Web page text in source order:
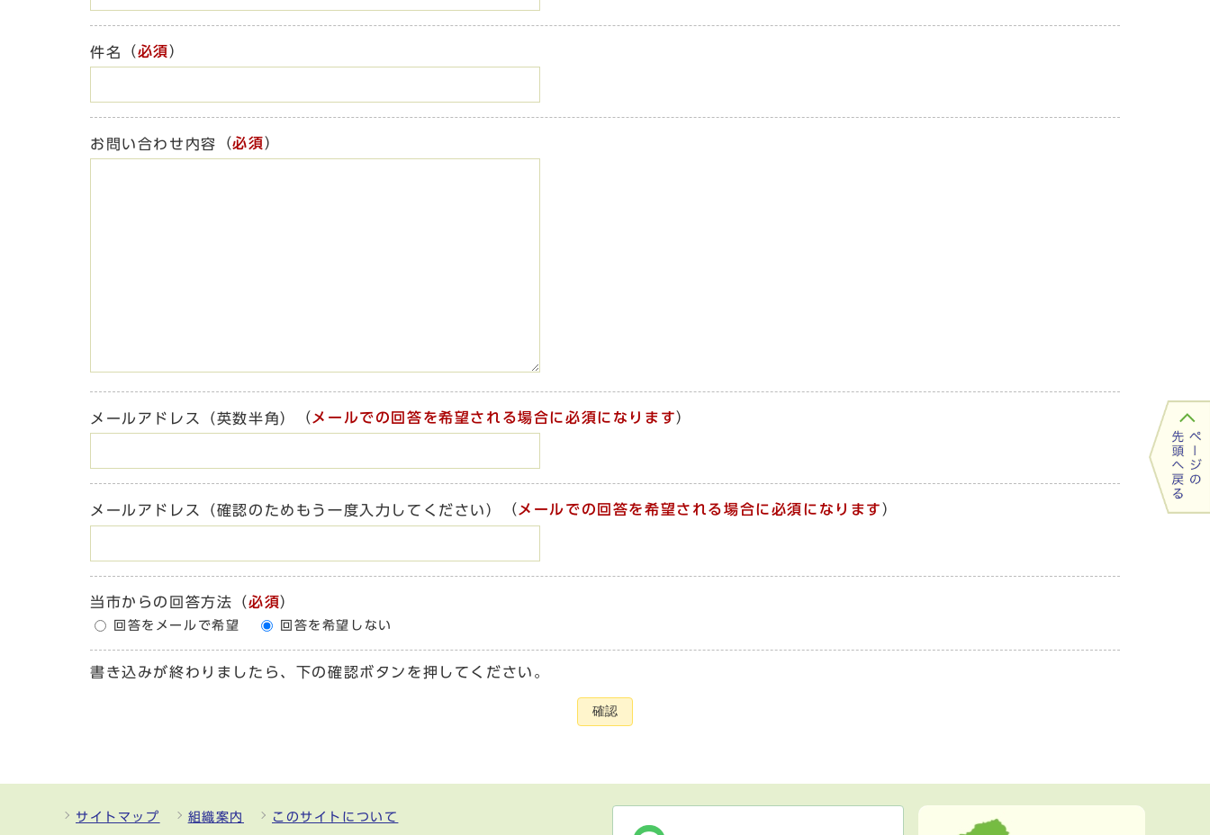
件名 （必須）
お問い合わせ内容 （必須）
メールアドレス（英数半角） （ メールでの回答を希望される場合に必須になります）
メールアドレス（確認のためもう一度入力してください） （ メールでの回答を希望される場合に必須になります ）
当市からの回答方法 （必須）
回答をメールで希望 回答を希望しない
書き込みが終わりましたら、下の確認ボタンを押してください。
確認
サイトマップ 組織案内
このサイトについて